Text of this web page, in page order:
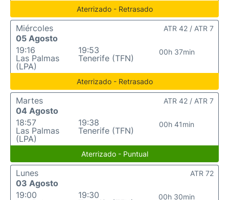
Aterrizado - Retrasado
Miércoles
05 Agosto
19:16
Las Palmas
(LPA)
19:53
Tenerife (TFN)
00h 37min
ATR 42 / ATR 7
Aterrizado - Retrasado
Martes
04 Agosto
18:57
Las Palmas
(LPA)
19:38
Tenerife (TFN)
00h 41min
ATR 42 / ATR 7
Aterrizado - Puntual
Lunes
03 Agosto
19:00
19:30
00h 30min
ATR 72